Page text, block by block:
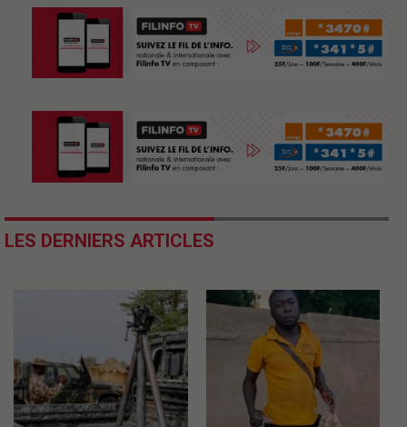
LES DERNIERS ARTICLES